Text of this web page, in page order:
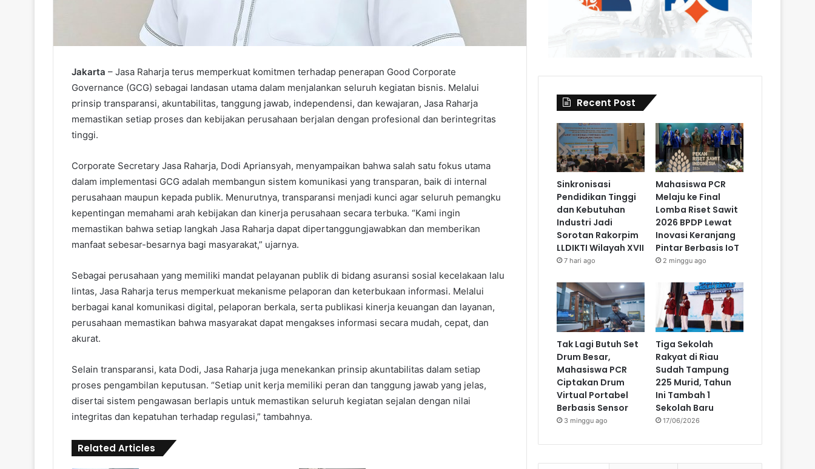
Jakarta – Jasa Raharja terus memperkuat komitmen terhadap penerapan Good Corporate
Governance (GCG) sebagai landasan utama dalam menjalankan seluruh kegiatan bisnis. Melalui
prinsip transparansi, akuntabilitas, tanggung jawab, independensi, dan kewajaran, Jasa Raharja
memastikan setiap proses dan kebijakan perusahaan berjalan dengan profesional dan berintegritas
tinggi.
Corporate Secretary Jasa Raharja, Dodi Apriansyah, menyampaikan bahwa salah satu fokus utama
dalam implementasi GCG adalah membangun sistem komunikasi yang transparan, baik di internal
perusahaan maupun kepada publik. Menurutnya, transparansi menjadi kunci agar seluruh pemangku
kepentingan memahami arah kebijakan dan kinerja perusahaan secara terbuka. “Kami ingin
memastikan bahwa setiap langkah Jasa Raharja dapat dipertanggungjawabkan dan memberikan
manfaat sebesar-besarnya bagi masyarakat,” ujarnya.
Sebagai perusahaan yang memiliki mandat pelayanan publik di bidang asuransi sosial kecelakaan lalu
lintas, Jasa Raharja terus memperkuat mekanisme pelaporan dan keterbukaan informasi. Melalui
berbagai kanal komunikasi digital, pelaporan berkala, serta publikasi kinerja keuangan dan layanan,
perusahaan memastikan bahwa masyarakat dapat mengakses informasi secara mudah, cepat, dan
akurat.
Selain transparansi, kata Dodi, Jasa Raharja juga menekankan prinsip akuntabilitas dalam setiap
proses pengambilan keputusan. “Setiap unit kerja memiliki peran dan tanggung jawab yang jelas,
disertai sistem pengawasan berlapis untuk memastikan seluruh kegiatan sejalan dengan nilai
integritas dan kepatuhan terhadap regulasi,” tambahnya.
Related Articles
Recent Post
Sinkronisasi
Pendidikan Tinggi
dan Kebutuhan
Industri Jadi
Sorotan Rakorpim
LLDIKTI Wilayah XVII
7 hari ago
Mahasiswa PCR
Melaju ke Final
Lomba Riset Sawit
2026 BPDP Lewat
Inovasi Keranjang
Pintar Berbasis IoT
2 minggu ago
Tak Lagi Butuh Set
Drum Besar,
Mahasiswa PCR
Ciptakan Drum
Virtual Portabel
Berbasis Sensor
3 minggu ago
Tiga Sekolah
Rakyat di Riau
Sudah Tampung
225 Murid, Tahun
Ini Tambah 1
Sekolah Baru
17/06/2026